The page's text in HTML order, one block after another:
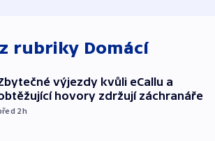
rubriky Domácí
výjezdy kvůli eCallu a
hovory zdržují záchranáře
2h